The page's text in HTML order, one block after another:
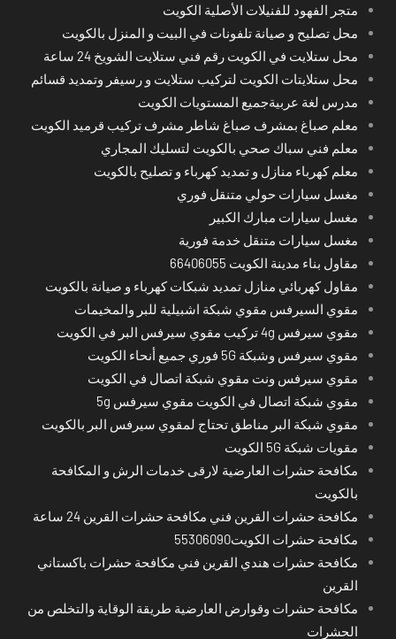
متجر الفهود للفنيلات الأصلية الكويت
محل تصليح و صيانة تلفونات في البيت و المنزل بالكويت
محل ستلايت في الكويت رقم فني ستلايت الشويخ 24 ساعة
محل ستلايتات الكويت لتركيب ستلايت و رسيفر وتمديد قسائم
مدرس لغة عربيةجميع المستويات الكويت
معلم صباغ بمشرف صباغ شاطر مشرف تركيب قرميد الكويت
معلم فني سباك صحي بالكويت لتسليك المجاري
معلم كهرباء منازل و تمديد كهرباء و تصليح بالكويت
مغسل سيارات حولي متنقل فوري
مغسل سيارات مبارك الكبير
مغسل سيارات متنقل خدمة فورية
مقاول بناء مدينة الكويت 66406055
مقاول كهربائي منازل تمديد شبكات كهرباء و صيانة بالكويت
مقوي السيرفس مقوي شبكة اشبيلية للبر والمخيمات
مقوي سيرفس 4g تركيب مقوي سيرفس البر في الكويت
مقوي سيرفس وشبكة 5G فوري جميع أنحاء الكويت
مقوي سيرفس ونت مقوي شبكة اتصال في الكويت
مقوي شبكة اتصال في الكويت مقوي سيرفس 5g
مقوي شبكة البر مناطق تحتاج لمقوي سيرفس البر بالكويت
مقويات شبكة 5G الكويت
مكافحة حشرات العارضية لارقى خدمات الرش و المكافحة
بالكويت
مكافحة حشرات القرين فني مكافحة حشرات القرين 24 ساعة
مكافحة حشرات الكويت55306090
مكافحة حشرات هندي القرين فني مكافحة حشرات باكستاني
القرين
مكافحة حشرات وقوارض العارضية طريقة الوقاية والتخلص من
الحشرات